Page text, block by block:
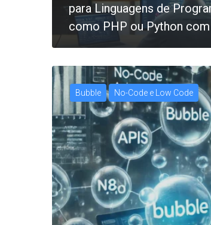
para Linguagens de
como PHP ou Python
LEIA MAIS
Bubble No-Code e Low Code